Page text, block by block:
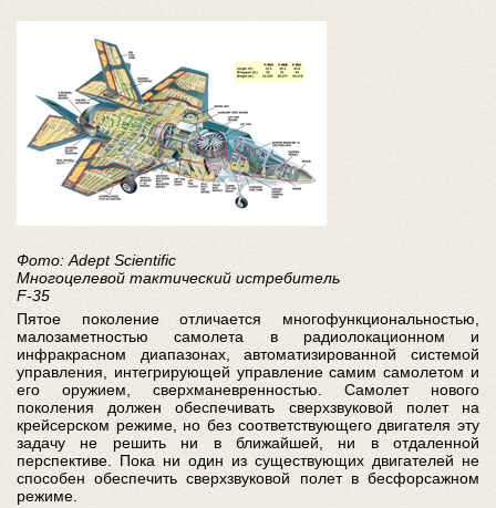
Фото: Adept Scientific
Многоцелевой тактический истребитель
F-35
Пятое поколение отличается многофункциональностью,
малозаметностью самолета в радиолокационном и
инфракрасном диапазонах, автоматизированной системой
управления, интегрирующей управление самим самолетом и
его оружием, сверхманевренностью. Самолет нового
поколения должен обеспечивать сверхзвуковой полет на
крейсерском режиме, но без соответствующего двигателя эту
задачу не решить ни в ближайшей, ни в отдаленной
перспективе. Пока ни один из существующих двигателей не
способен обеспечить сверхзвуковой полет в бесфорсажном
режиме.